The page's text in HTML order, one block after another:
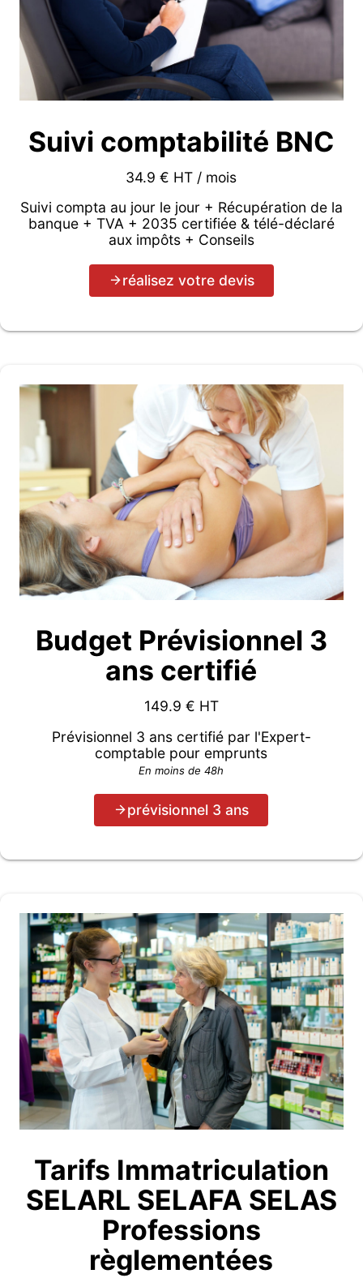
Suivi comptabilité BNC
34.9 € HT / mois
Suivi compta au jour le jour + Récupération de la
banque + TVA + 2035 certifiée & télé-déclaré
aux impôts + Conseils
réalisez votre devis
Budget Prévisionnel 3
ans certifié
149.9 € HT
Prévisionnel 3 ans certifié par l'Expert-
comptable pour emprunts
En moins de 48h
prévisionnel 3 ans
Tarifs Immatriculation
SELARL SELAFA SELAS
Professions
règlementées